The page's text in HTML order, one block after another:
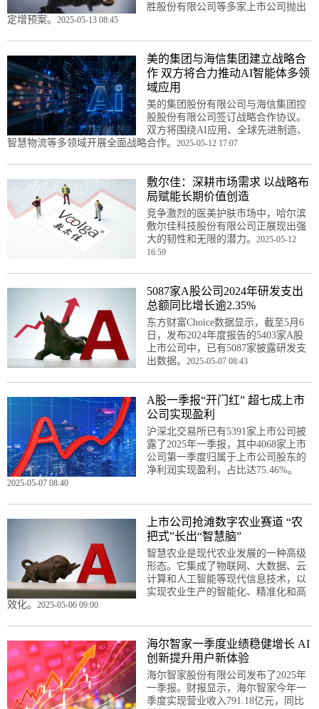
胜股份有限公司等多家上市公司抛出
定增预案。 2025-05-13 08:45
美的集团与海信集团建立战略合
作 双方将合力推动AI智能体多领
域应用
美的集团股份有限公司与海信集团控
股股份有限公司签订战略合作协议。
双方将围绕AI应用、全球先进制造、
智慧物流等多领域开展全面战略合作。 2025-05-12 17:07
敷尔佳：深耕市场需求 以战略布
局赋能长期价值创造
竞争激烈的医美护肤市场中，哈尔滨
敷尔佳科技股份有限公司正展现出强
大的韧性和无限的潜力。 2025-05-12
16:59
5087家A股公司2024年研发支出
总额同比增长逾2.35%
东方财富Choice数据显示，截至5月6
日，发布2024年度报告的5403家A股
上市公司中，已有5087家披露研发支
出数据。 2025-05-07 08:43
A股一季报“开门红” 超七成上市
公司实现盈利
沪深北交易所已有5391家上市公司披
露了2025年一季报，其中4068家上市
公司第一季度归属于上市公司股东的
净利润实现盈利，占比达75.46%。
2025-05-07 08:40
上市公司抢滩数字农业赛道 “农
把式”长出“智慧脑”
智慧农业是现代农业发展的一种高级
形态。它集成了物联网、大数据、云
计算和人工智能等现代信息技术，以
实现农业生产的智能化、精准化和高
效化。 2025-05-06 09:00
海尔智家一季度业绩稳健增长 AI
创新提升用户新体验
海尔智家股份有限公司发布了2025年
一季报。财报显示，海尔智家今年一
季度实现营业收入791.18亿元，同比